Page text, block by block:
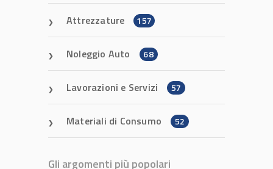
Attrezzature 157
Noleggio Auto 68
Lavorazioni e Servizi 57
Materiali di Consumo 52
Gli argomenti più popolari